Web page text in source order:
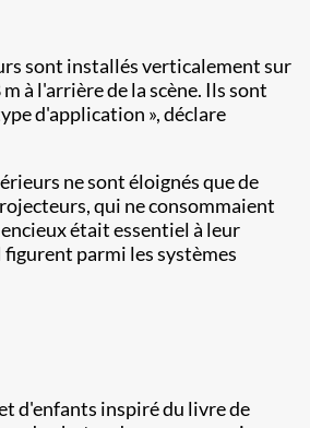
sont installés verticalement sur
à l'arrière de la scène. Ils sont
d'application », déclare
ne sont éloignés que de
qui ne consommaient
était essentiel à leur
parmi les systèmes
d'enfants inspiré du livre de